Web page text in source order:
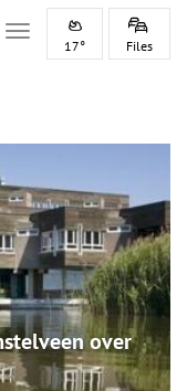
Toggle navigation
17° Files
over